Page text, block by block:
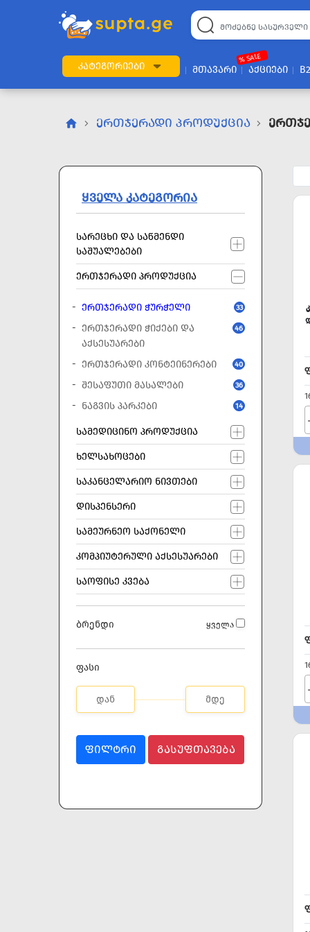
ᲙᲐᲢᲔᲒᲝᲠᲘᲔᲑᲘ ᲛᲗᲐᲕᲐᲠᲘ ᲐᲥᲪᲘᲔᲑᲘ
% SALE
ᲔᲠᲗᲯᲔᲠᲐᲓᲘ ᲞᲠᲝᲓᲣᲥᲪᲘᲐ
ᲧᲕᲔᲚᲐ ᲙᲐᲢᲔᲒᲝᲠᲘᲐ
ᲡᲐᲠᲔᲪᲮᲘ ᲓᲐ ᲡᲐᲬᲛᲔᲜᲓᲘ
ᲡᲐᲨᲣᲐᲚᲔᲑᲔᲑᲘ
ᲔᲠᲗᲯᲔᲠᲐᲓᲘ ᲞᲠᲝᲓᲣᲥᲪᲘᲐ
ᲔᲠᲗᲯᲔᲠᲐᲓᲘ ᲭᲣᲠᲭᲔᲚᲘ 33
ᲔᲠᲗᲯᲔᲠᲐᲓᲘ ᲭᲘᲥᲔᲑᲘ ᲓᲐ
ᲐᲥᲡᲔᲡᲣᲐᲠᲔᲑᲘ
46
ᲔᲠᲗᲯᲔᲠᲐᲓᲘ ᲙᲝᲜᲢᲔᲘᲜᲔᲠᲔᲑᲘ 40
ᲨᲔᲡᲐᲤᲣᲗᲘ ᲛᲐᲡᲐᲚᲔᲑᲘ 36
ᲜᲐᲒᲕᲘᲡ ᲞᲐᲠᲙᲔᲑᲘ 14
ᲡᲐᲛᲔᲓᲘᲪᲘᲜᲝ ᲞᲠᲝᲓᲣᲥᲪᲘᲐ
ᲮᲔᲚᲡᲐᲮᲝᲪᲔᲑᲘ
ᲡᲐᲙᲐᲜᲪᲔᲚᲐᲠᲘᲝ ᲜᲘᲕᲗᲔᲑᲘ
ᲓᲘᲡᲞᲔᲜᲡᲔᲠᲘ
ᲡᲐᲛᲔᲣᲠᲜᲔᲝ ᲡᲐᲥᲝᲜᲔᲚᲘ
ᲙᲝᲛᲞᲘᲣᲢᲔᲠᲣᲚᲘ ᲐᲥᲡᲔᲡᲣᲐᲠᲔᲑᲘ
ᲡᲐᲝᲤᲘᲡᲔ ᲙᲕᲔᲑᲐ
ბრენდი ყველა
ფასი
ᲤᲘᲚᲢᲠᲘ ᲒᲐᲡᲣᲤᲗᲐᲕᲔᲑᲐ